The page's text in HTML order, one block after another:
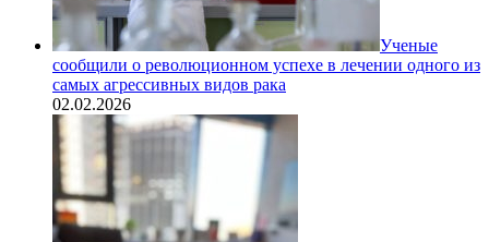
Ученые
сообщили о революционном успехе в лечении одного из
самых агрессивных видов рака
02.02.2026